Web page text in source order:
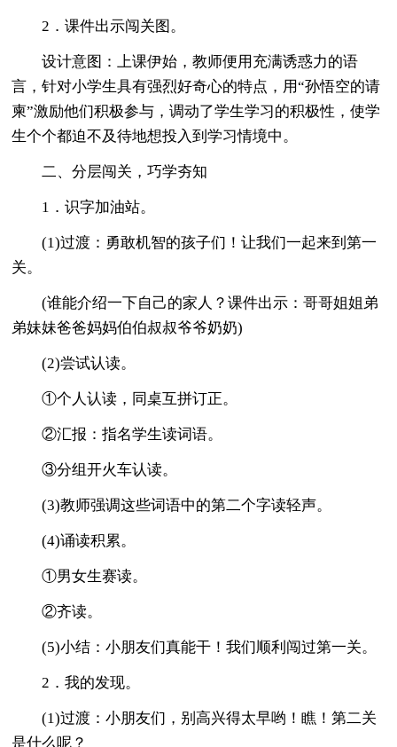
2．课件出示闯关图。
设计意图：上课伊始，教师便用充满诱惑力的语
言，针对小学生具有强烈好奇心的特点，用“孙悟空的请
柬”激励他们积极参与，调动了学生学习的积极性，使学
生个个都迫不及待地想投入到学习情境中。
二、分层闯关，巧学夯知
1．识字加油站。
(1)过渡：勇敢机智的孩子们！让我们一起来到第一
关。
(谁能介绍一下自己的家人？课件出示：哥哥姐姐弟
弟妹妹爸爸妈妈伯伯叔叔爷爷奶奶)
(2)尝试认读。
①个人认读，同桌互拼订正。
②汇报：指名学生读词语。
③分组开火车认读。
(3)教师强调这些词语中的第二个字读轻声。
(4)诵读积累。
①男女生赛读。
②齐读。
(5)小结：小朋友们真能干！我们顺利闯过第一关。
2．我的发现。
(1)过渡：小朋友们，别高兴得太早哟！瞧！第二关
是什么呢？